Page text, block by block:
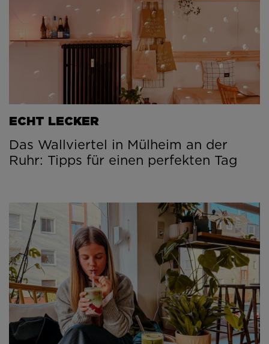
ECHT LECKER
Das Wallviertel in Mülheim an der
Ruhr: Tipps für einen perfekten Tag